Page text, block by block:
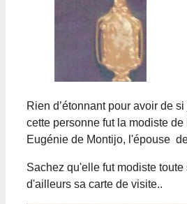
Rien d’étonnant pour avoir de
cette personne fut la modiste de
Eugénie de Montijo, l'épouse
Sachez qu'elle fut modiste toute
d'ailleurs sa carte de visite..